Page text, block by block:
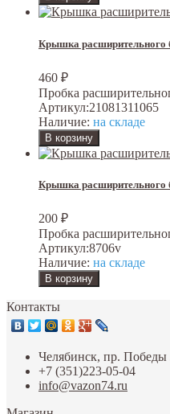
Крышка
460 ₽
Пробка
Артикул:21081311065
Наличие: на складе
Крышка
200 ₽
Пробка
Артикул:8706v
Наличие: на складе
Контакты
Челябинск, пр. Победы
+7 (351)223-05-04
info@vazon74.ru